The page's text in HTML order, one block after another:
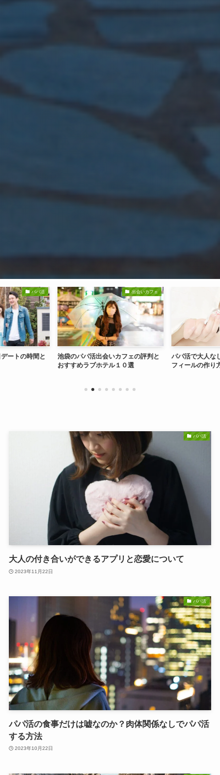
パパ活
ートの時間と
出会いカフェ
池袋のパパ活出会いカフェの評判と
おすすめラブホテル１０選
パパ活で大人な
フィールの作り
パパ活
大人の付き合いができるアプリと恋愛について
2023年11月22日
パパ活
パパ活の食事だけは嘘なのか？肉体関係なしでパパ活
する方法
2023年10月22日